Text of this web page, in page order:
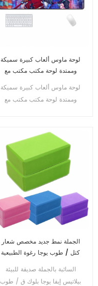
لوحة ماوس ألعاب كبيرة سميكة
وممتدة لوحة مكتب مكتب مع
قماش ناعم للعمل والألعاب
لوحة ماوس ألعاب كبيرة سميكة
وممتدة لوحة مكتب مكتب مع
الجملة نمط جديد مخصص شعار
كتل / طوب يوجا رغوة الطبيعية
السائبة بالجملة صديقة للبيئة
بيلاتيس إيفا يوجا بلوك ق / طوب